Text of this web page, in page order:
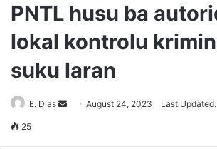
PNTL husu ba
lokal kontrolu
suku laran
E. Dias
SendAugust 24, 2023 Last
25